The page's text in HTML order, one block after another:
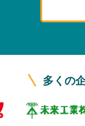
資料ダウン
ログイン
多くの